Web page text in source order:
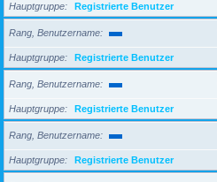
Hauptgruppe Registrierte Benutzer
Rang, Benutzername
Hauptgruppe Registrierte Benutzer
Rang, Benutzername
Hauptgruppe Registrierte Benutzer
Rang, Benutzername
Hauptgruppe Registrierte Benutzer